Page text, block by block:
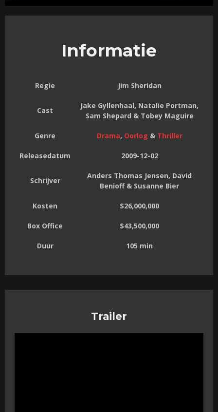
Informatie
Regie Jim Sheridan
Cast
Jake Gyllenhaal, Natalie Portman,
Sam Shepard & Tobey Maguire
Genre Drama, Oorlog & Thriller
Releasedatum 2009-12-02
Schrijver
Anders Thomas Jensen, David
Benioff & Susanne Bier
Kosten $26,000,000
Box Office $43,500,000
Duur 105 min
Trailer